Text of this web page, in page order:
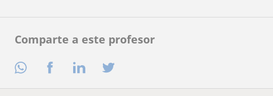
Comparte a este profesor